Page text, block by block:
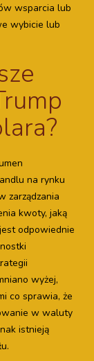
wsparcia lub
wybicie lub
na rynku
zarządzania
kwoty, jaką
odpowiednie
wyżej,
co sprawia, że
w waluty
istnieją